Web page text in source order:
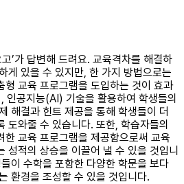
’가 답변해 드려요. 교육격차를 해결하
게 있을 수 있지만, 한 가지 방법으로는
형 교육 프로그램을 도입하는 것이 효과
인공지능(AI) 기술을 활용하여 학생들의
해결과 힌트 제공을 통해 학생들이 더
도와줄 수 있습니다. 또한, 학습자들의
한 교육 프로그램을 제공함으로써 교육
성적의 상승을 이끌어 낼 수 있을 것입니
이 수학을 포함한 다양한 학문을 보다
환경을 조성할 수 있을 것입니다.